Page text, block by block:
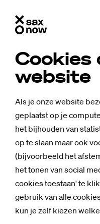
Cookies
website
Als je onze website
geplaatst op je
het bijhouden van
op te slaan maar ook
(bijvoorbeeld het
het tonen van social
cookies toestaan' te
gebruik van alle
kun je zelf kiezen